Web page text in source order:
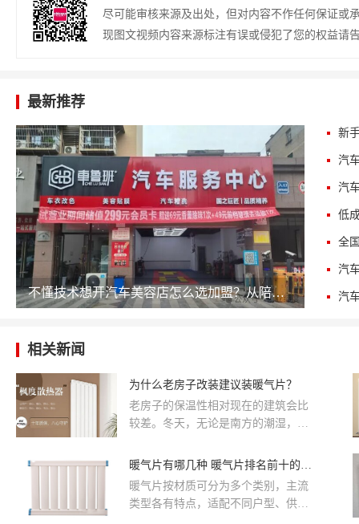
尽可能审核来源及出处，但对内容不作任何保证或
现图文视频内容来源标注有误或侵犯了您的权益请
最新推荐
不懂技术想开汽车美容店怎么选加盟？从陪跑服务、供应链到回本周期的完整决策清单
相关新闻
为什么老房子改装建议装暖气片？
老房子的保温性相对现在的建筑会比
较差。冬天，无论是南方的潮湿，还
学问。为什么老房子的改装建议要安
暖气片有哪几种 暖气片排名前十的品牌推荐
暖气片按材质可分为多个类别，主流
类型各有特点，适配不同户型、供暖